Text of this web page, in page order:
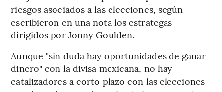
riesgos asociados a las elecciones, según
escribieron en una nota los estrategas
dirigidos por Jonny Goulden.
Aunque "sin duda hay oportunidades de ganar
dinero" con la divisa mexicana, no hay
catalizadores a corto plazo con las elecciones